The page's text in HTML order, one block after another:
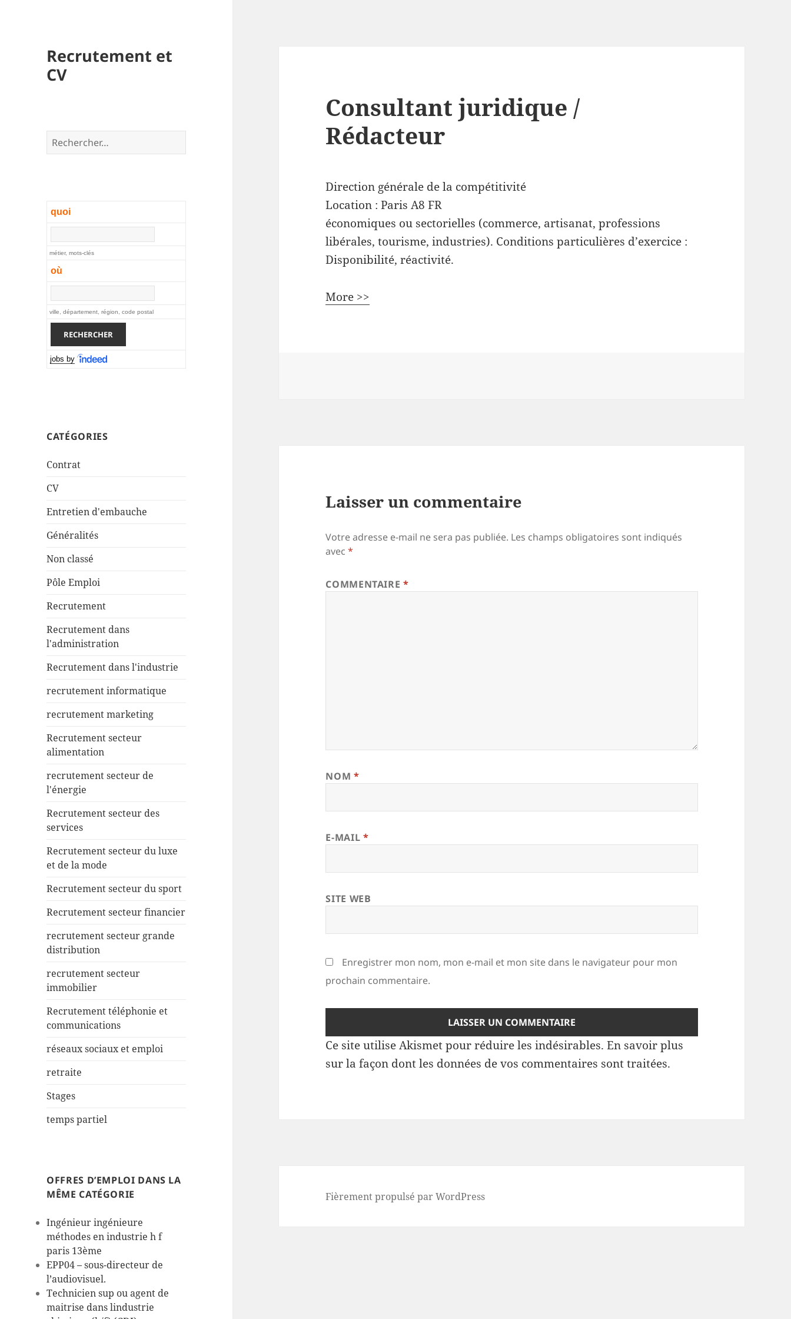
Recrutement et
CV
Rechercher :
quoi
métier, mots-clés
où
ville, département, région, code postal
jobs by
CATÉGORIES
Contrat
CV
Entretien d'embauche
Généralités
Non classé
Pôle Emploi
Recrutement
Recrutement dans
l'administration
Recrutement dans l'industrie
recrutement informatique
recrutement marketing
Recrutement secteur
alimentation
recrutement secteur de
l'énergie
Recrutement secteur des
services
Recrutement secteur du luxe
et de la mode
Recrutement secteur du sport
Recrutement secteur financier
recrutement secteur grande
distribution
recrutement secteur
immobilier
Recrutement téléphonie et
communications
réseaux sociaux et emploi
retraite
Stages
temps partiel
OFFRES D’EMPLOI DANS LA
MÊME CATÉGORIE
Ingénieur ingénieure
méthodes en industrie h f
paris 13ème
EPP04 – sous-directeur de
l’audiovisuel.
Technicien sup ou agent de
maitrise dans lindustrie
Consultant juridique /
Rédacteur
Direction générale de la compétitivité
Location :Paris A8 FR
économiques ou sectorielles (commerce, artisanat, professions
libérales, tourisme, industries). Conditions particulières d’exercice :
Disponibilité, réactivité.
More >>
Laisser un commentaire
Votre adresse e-mail ne sera pas publiée. Les champs obligatoires sont indiqués
avec*
COMMENTAIRE*
NOM *
E-MAIL *
SITE WEB
Enregistrer mon nom, mon e-mail et mon site dans le navigateur pour mon
prochain commentaire.
Ce site utilise Akismet pour réduire les indésirables.En savoir plus
sur la façon dont les données de vos commentaires sont traitées.
Fièrement propulsé par WordPress